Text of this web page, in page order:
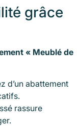
grâce
« Meublé de
d’un abattement
rassure